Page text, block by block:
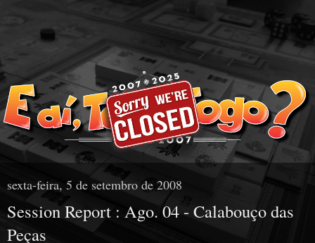
sexta-feira, 5 de setembro de 2008
Session Report : Ago. 04 - Calabouço das
Peças